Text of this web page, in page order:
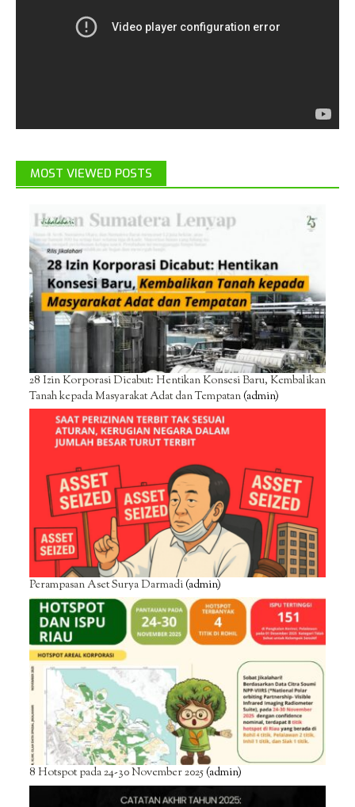
MOST VIEWED POSTS
28 Izin Korporasi Dicabut: Hentikan Konsesi Baru, Kembalikan
Tanah kepada Masyarakat Adat dan Tempatan(admin)
Perampasan Aset Surya Darmadi(admin)
8 Hotspot pada 24-30 November 2025(admin)